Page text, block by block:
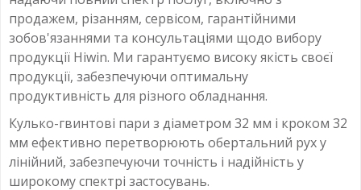
продажем, різанням, сервісом, гарантійними
зобов'язаннями та консультаціями щодо вибору
продукції Hiwin. Ми гарантуємо високу якість своєї
продукції, забезпечуючи оптимальну
продуктивність для різного обладнання.
Кулько-гвинтові пари з діаметром 32 мм і кроком 32
мм ефективно перетворюють обертальний рух у
лінійний, забезпечуючи точність і надійність у
широкому спектрі застосувань.